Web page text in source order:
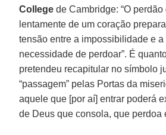
College de Cambridge: “O perdão
lentamente de um coração
tensão entre a impossibilidade e a
necessidade de perdoar”. É
pretendeu recapitular no símbolo
“passagem” pelas Portas da
aquele que [por aí] entrar poderá
de Deus que consola, que perdoa